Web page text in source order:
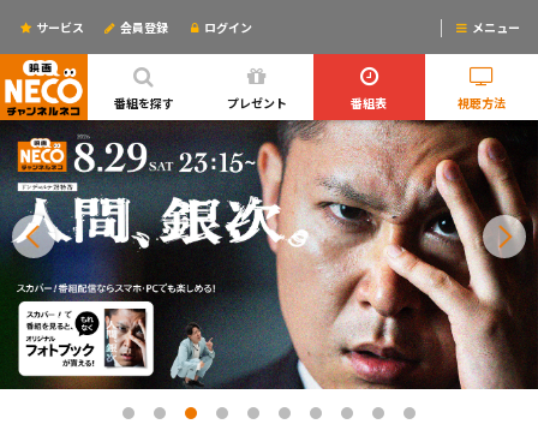
番組を探す プレゼント 番組表 視聴方法
サービス 会員登録 ログイン メニュー
ログインするとリマインドメールが使えるYO!